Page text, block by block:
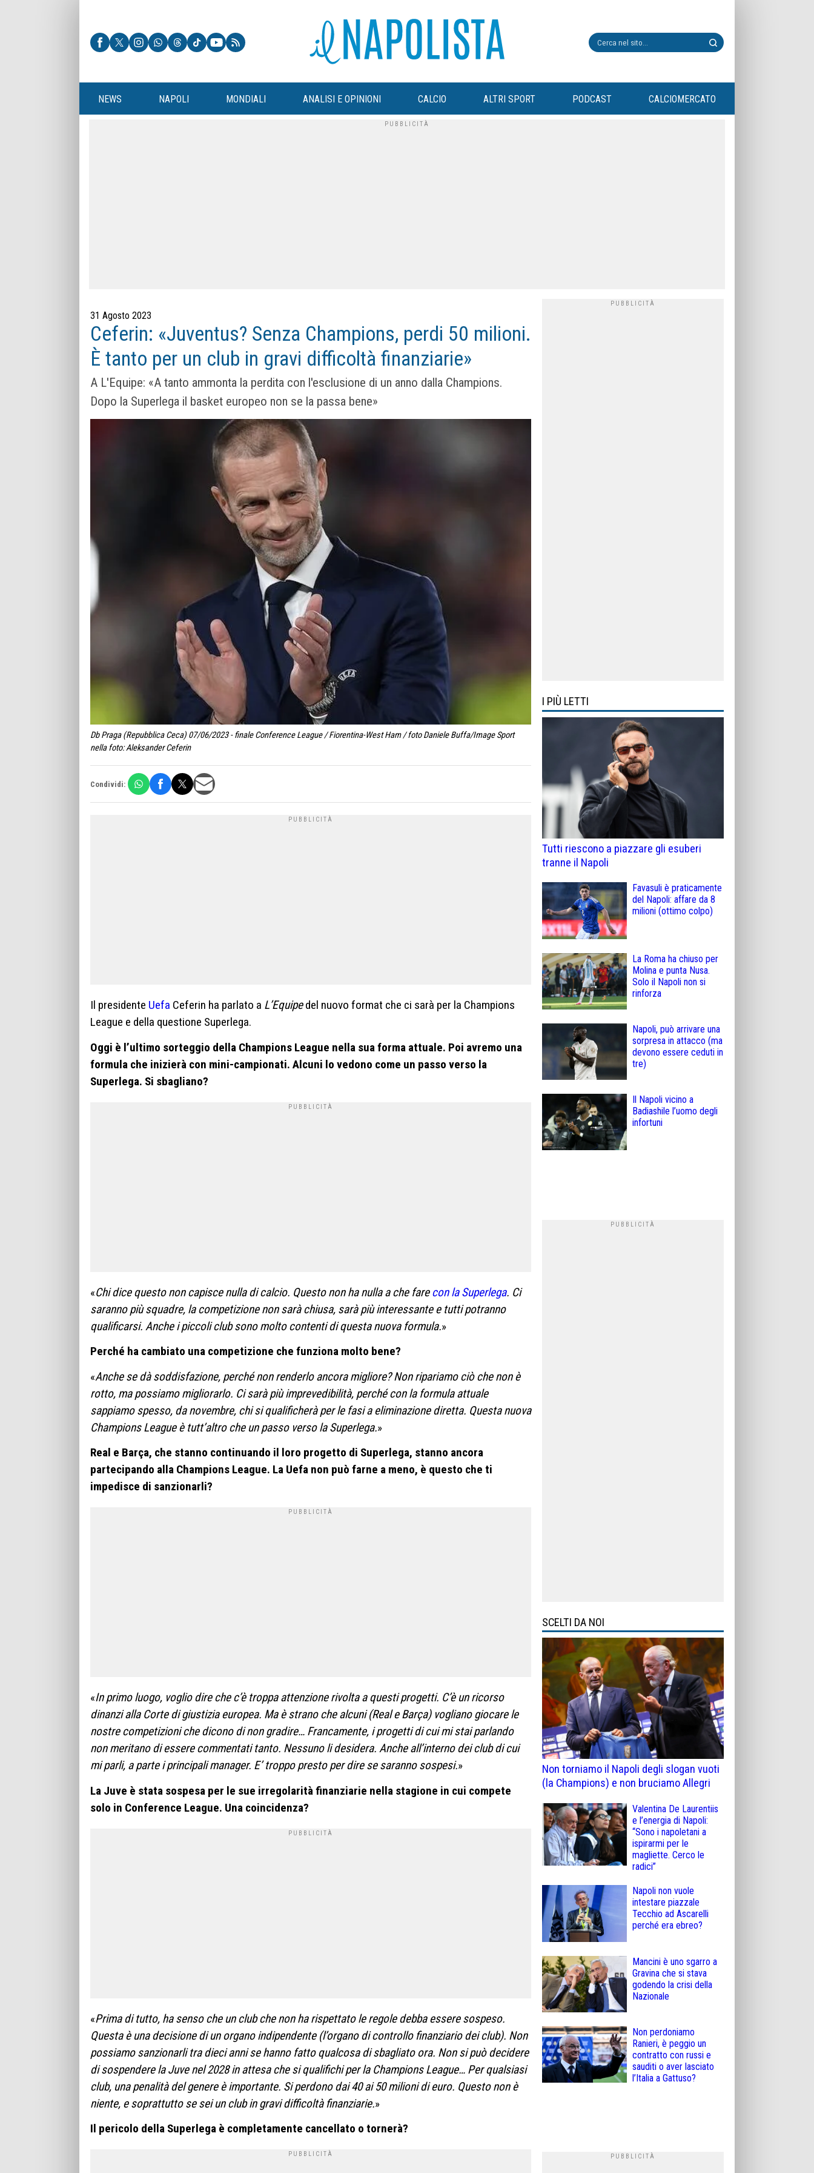
NEWS NAPOLI MONDIALI ANALISI E OPINIONI CALCIO ALTRI SPORT PODCAST CALCIOMERCATO
31 Agosto 2023
Ceferin: «Juventus? Senza Champions, perdi 50 milioni.
È tanto per un club in gravi difficoltà finanziarie»
A L'Equipe: «A tanto ammonta la perdita con l'esclusione di un anno dalla Champions.
Dopo la Superlega il basket europeo non se la passa bene»
Db Praga (Repubblica Ceca) 07/06/2023 - finale Conference League / Fiorentina-West Ham / foto Daniele Buffa/Image Sport
nella foto: Aleksander Ceferin
Condividi:
Il presidente Uefa Ceferin ha parlato a L’Equipedel nuovo format che ci sarà per la Champions
League e della questione Superlega.
Oggi è l’ultimo sorteggio della Champions League nella sua forma attuale. Poi avremo una
formula che inizierà con mini-campionati. Alcuni lo vedono come un passo verso la
Superlega. Si sbagliano?
«Chi dice questo non capisce nulla di calcio. Questo non ha nulla a che farecon la Superlega. Ci
saranno più squadre, la competizione non sarà chiusa, sarà più interessante e tutti potranno
qualificarsi. Anche i piccoli club sono molto contenti di questa nuova formula.»
Perché ha cambiato una competizione che funziona molto bene?
«Anche se dà soddisfazione, perché non renderlo ancora migliore? Non ripariamo ciò che non è
rotto, ma possiamo migliorarlo. Ci sarà più imprevedibilità, perché con la formula attuale
sappiamo spesso, da novembre, chi si qualificherà per le fasi a eliminazione diretta. Questa nuova
Champions League è tutt’altro che un passo verso la Superlega.»
Real e Barça, che stanno continuando il loro progetto di Superlega, stanno ancora
partecipando alla Champions League. La Uefa non può farne a meno, è questo che ti
impedisce di sanzionarli?
«In primo luogo, voglio dire che c’è troppa attenzione rivolta a questi progetti. C’è un ricorso
dinanzi alla Corte di giustizia europea. Ma è strano che alcuni (Real e Barça) vogliano giocare le
nostre competizioni che dicono di non gradire… Francamente, i progetti di cui mi stai parlando
non meritano di essere commentati tanto. Nessuno li desidera. Anche all’interno dei club di cui
mi parli, a parte i principali manager. E’ troppo presto per dire se saranno sospesi.»
La Juve è stata sospesa per le sue irregolarità finanziarie nella stagione in cui compete
solo in Conference League. Una coincidenza?
«Prima di tutto, ha senso che un club che non ha rispettato le regole debba essere sospeso.
Questa è una decisione di un organo indipendente (l’organo di controllo finanziario dei club). Non
possiamo sanzionarli tra dieci anni se hanno fatto qualcosa di sbagliato ora. Non si può decidere
di sospendere la Juve nel 2028 in attesa che si qualifichi per la Champions League… Per qualsiasi
club, una penalità del genere è importante. Si perdono dai 40 ai 50 milioni di euro. Questo non è
niente, e soprattutto se sei un club in gravi difficoltà finanziarie.»
Il pericolo della Superlega è completamente cancellato o tornerà?
I PIÙ LETTI
Tutti riescono a piazzare gli esuberi
tranne il Napoli
Favasuli è praticamente
del Napoli: affare da 8
milioni (ottimo colpo)
La Roma ha chiuso per
Molina e punta Nusa.
Solo il Napoli non si
rinforza
Napoli, può arrivare una
sorpresa in attacco (ma
devono essere ceduti in
tre)
Il Napoli vicino a
Badiashile l’uomo degli
infortuni
SCELTI DA NOI
Non torniamo il Napoli degli slogan vuoti
(la Champions) e non bruciamo Allegri
Valentina De Laurentiis
e l’energia di Napoli:
“Sono i napoletani a
ispirarmi per le
magliette. Cerco le
radici”
Napoli non vuole
intestare piazzale
Tecchio ad Ascarelli
perché era ebreo?
Mancini è uno sgarro a
Gravina che si stava
godendo la crisi della
Nazionale
Non perdoniamo
Ranieri, è peggio un
contratto con russi e
sauditi o aver lasciato
l’Italia a Gattuso?